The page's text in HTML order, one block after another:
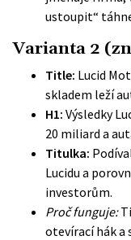
ustoupit“
Varianta 2
Title: Lucid
skladem leží
H1: Výsledky
20 miliard a
Titulka:
Lucidu a
investorům.
Proč funguje:
otevírací hák a